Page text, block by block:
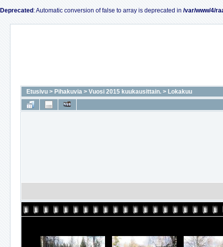
Deprecated : Automatic conversion of false to array is deprecated in /var/www/4/
Etusivu > Pihakuvia > Vuosi 2015 kuukausittain. > Lokakuu